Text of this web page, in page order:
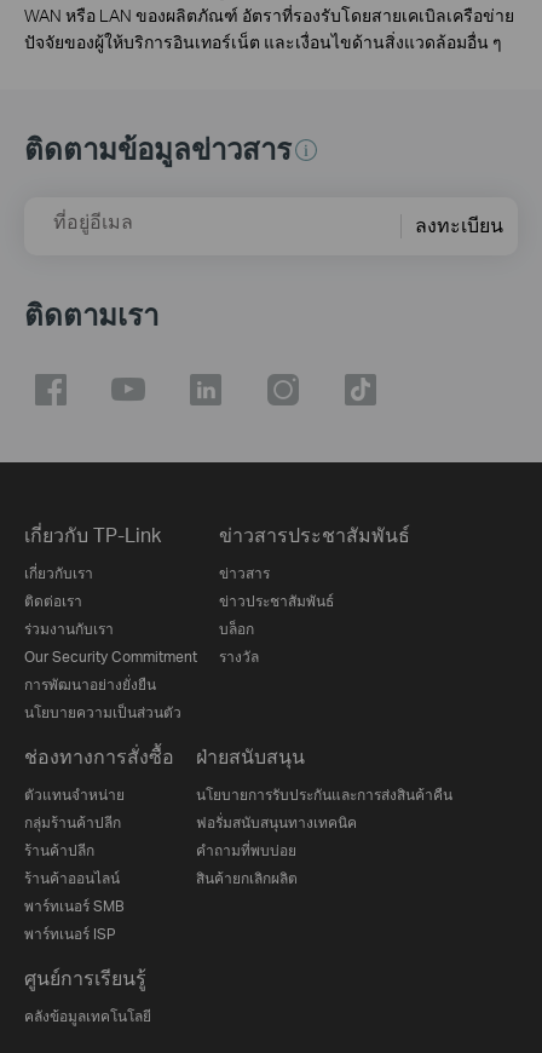
WAN หรือ LAN ของผลิตภัณฑ์ อัตราที่รองรับโดยสายเคเบิลเครือข่าย
ปัจจัยของผู้ให้บริการอินเทอร์เน็ต และเงื่อนไขด้านสิ่งแวดล้อมอื่น ๆ
ติดตามข้อมูลข่าวสาร
ที่อยู่อีเมล ลงทะเบียน
ติดตามเรา
เกี่ยวกับ TP-Link
เกี่ยวกับเรา
ติดต่อเรา
ร่วมงานกับเรา
Our Security Commitment
การพัฒนาอย่างยั่งยืน
นโยบายความเป็นส่วนตัว
ข่าวสารประชาสัมพันธ์
ข่าวสาร
ข่าวประชาสัมพันธ์
บล็อก
รางวัล
ช่องทางการสั่งซื้อ
ตัวแทนจำหน่าย
กลุ่มร้านค้าปลีก
ร้านค้าปลีก
ร้านค้าออนไลน์
พาร์ทเนอร์ SMB
พาร์ทเนอร์ ISP
ฝ่ายสนับสนุน
นโยบายการรับประกันและการส่งสินค้าคืน
ฟอรั่มสนับสนุนทางเทคนิค
คำถามที่พบบ่อย
สินค้ายกเลิกผลิต
ศูนย์การเรียนรู้
คลังข้อมูลเทคโนโลยี